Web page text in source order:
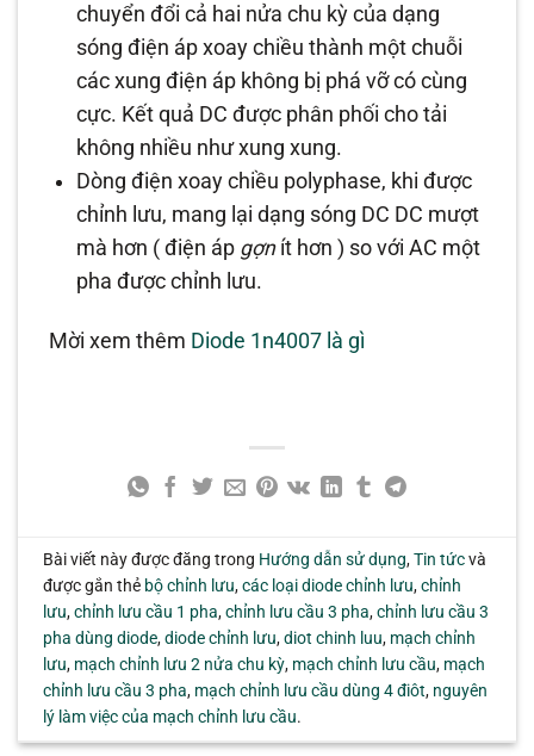
chuyển đổi cả hai nửa chu kỳ của dạng
sóng điện áp xoay chiều thành một chuỗi
các xung điện áp không bị phá vỡ có cùng
cực. Kết quả DC được phân phối cho tải
không nhiều như xung xung.
Dòng điện xoay chiều polyphase, khi được
chỉnh lưu, mang lại dạng sóng DC DC mượt
mà hơn ( điện áp gợnít hơn ) so với AC một
pha được chỉnh lưu.
Mời xem thêm Diode 1n4007 là gì
Bài viết này được đăng trong Hướng dẫn sử dụng,Tin tứcvà
được gắn thẻ bộ chỉnh lưu,các loại diode chỉnh lưu,chỉnh
lưu,chỉnh lưu cầu 1 pha,chỉnh lưu cầu 3 pha,chỉnh lưu cầu 3
pha dùng diode,diode chỉnh lưu,diot chinh luu, mạch chỉnh
lưu, mạch chỉnh lưu 2 nửa chu kỳ, mạch chỉnh lưu cầu, mạch
chỉnh lưu cầu 3 pha, mạch chỉnh lưu cầu dùng 4 điôt, nguyên
lý làm việc của mạch chỉnh lưu cầu.